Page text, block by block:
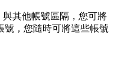
與其他帳號區隔，您可將
號，您隨時可將這些帳號